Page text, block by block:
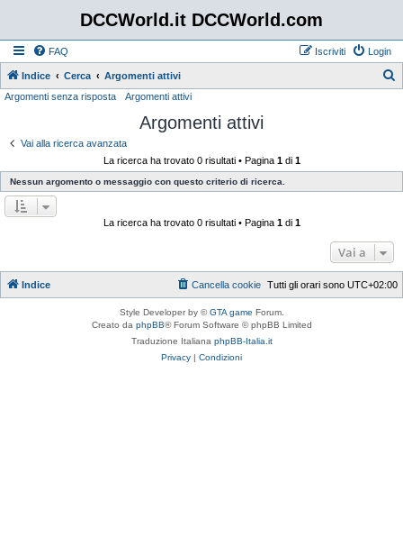
DCCWorld.it DCCWorld.com
FAQ Login
Iscriviti
Indice Cerca Argomenti attivi
Argomenti senza risposta Argomenti attivi
Argomenti attivi
Vai alla ricerca avanzata
La ricerca ha trovato 0 risultati • Pagina 1di 1
Nessun argomento o messaggio con questo criterio di ricerca.
La ricerca ha trovato 0 risultati • Pagina 1di 1
Vai a
Indice Tutti gli orari sono UTC+02:00
Cancella cookie
Style Developer by ©GTA game Forum.
Creato da phpBB® Forum Software © phpBB Limited
Traduzione Italiana phpBB-Italia.it
Privacy | Condizioni